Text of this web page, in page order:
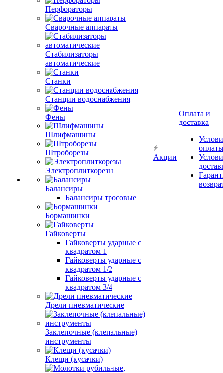
Перфораторы
Сварочные аппараты
Стабилизаторы
автоматические
Станки
Станции водоснабжения
Фены
Шлифмашины
Штроборезы
Электроплиткорезы
Балансиры
Балансиры тросовые
Бормашинки
Гайковерты
Гайковерты ударные с
квадратом 1
Гайковерты ударные с
квадратом 1/2
Гайковерты ударные с
квадратом 3/4
Дрели пневматические
Заклепочные (клепальные)
инструменты
Клещи (кусачки)
Акции
Оплата и
доставка
оплаты